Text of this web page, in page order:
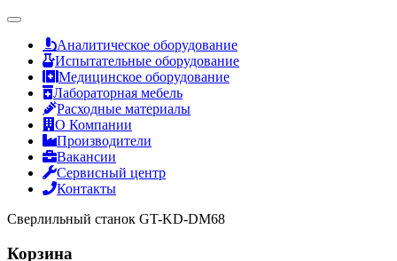
Аналитическое оборудование
Испытательные оборудование
Медицинское оборудование
Лабораторная мебель
Расходные материалы
О Компании
Производители
Вакансии
Сервисный центр
Контакты
Сверлильный станок GT-KD-DM68
Корзина